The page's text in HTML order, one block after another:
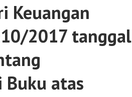
Keuangan
2017 tanggal
Buku atas